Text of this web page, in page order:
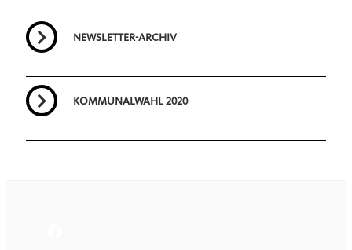
NEWSLETTER-ARCHIV
KOMMUNALWAHL 2020